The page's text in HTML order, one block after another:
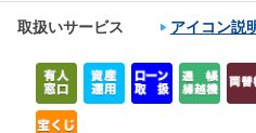
取扱いサービス アイコン説